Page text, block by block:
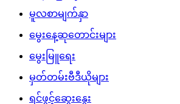
မူလစာမျက်နှာ
မွေးနေ့ဆုတောင်းများ
မွေးမြူရေး
မှတ်တမ်းဗီဒီယိုများ
ရင်ဖွင့်ဆွေးနွေး